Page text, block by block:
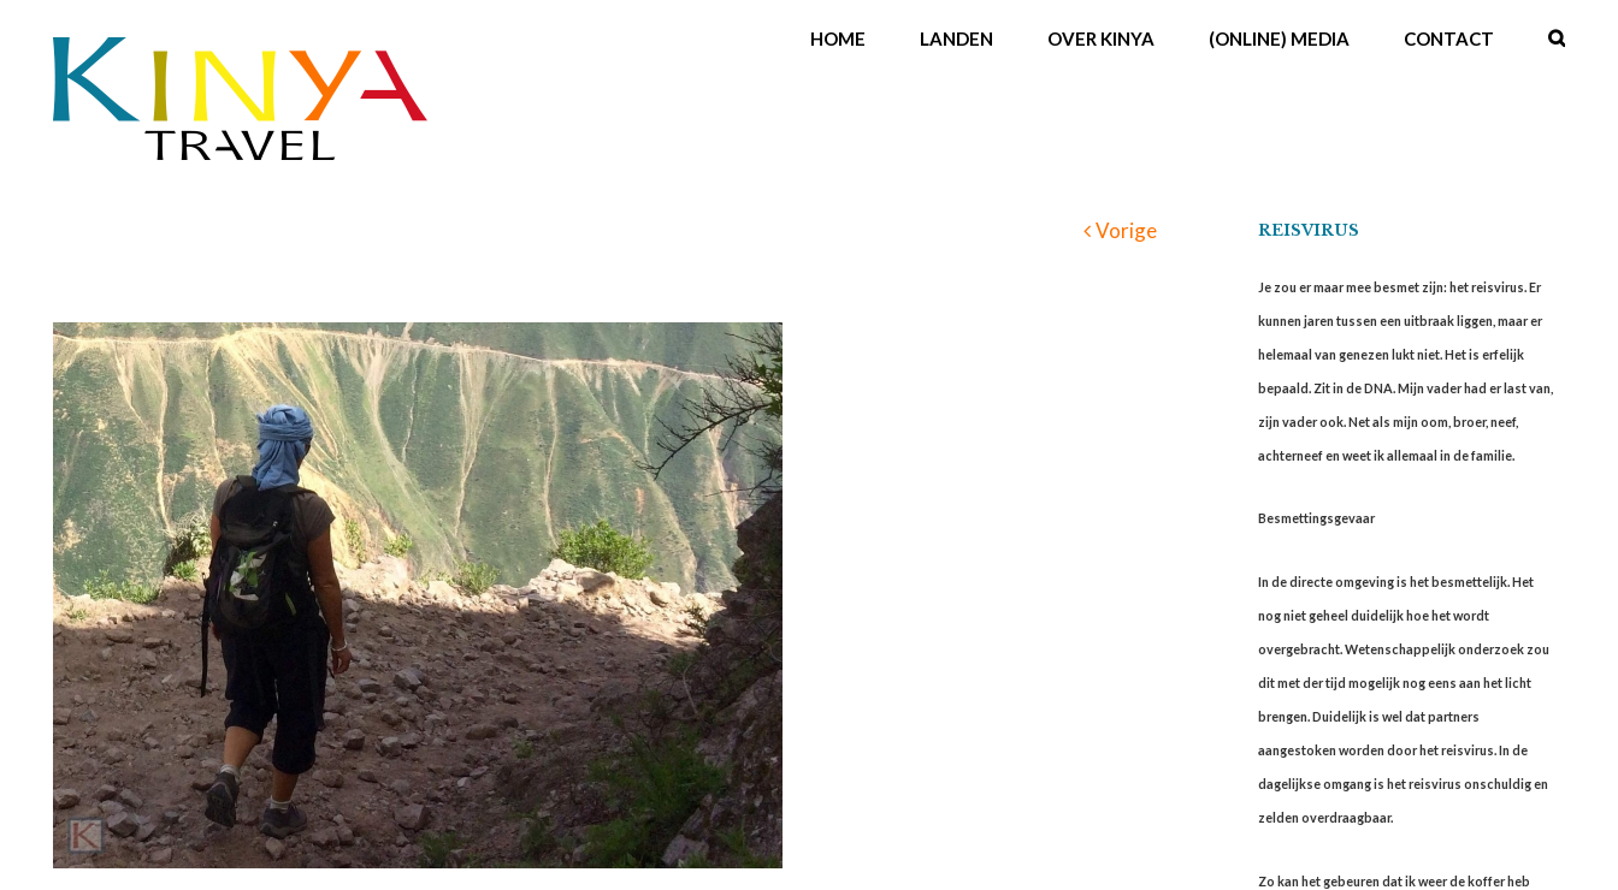
HOME LANDEN OVER KINYA (ONLINE) MEDIA CONTACT
Vorige REISVIRUS
Je zou er maar mee besmet zijn: het reisvirus. Er
kunnen jaren tussen een uitbraak liggen, maar er
helemaal van genezen lukt niet. Het is erfelijk
bepaald. Zit in de DNA. Mijn vader had er last van,
zijn vader ook. Net als mijn oom, broer, neef,
achterneef en weet ik allemaal in de familie.
Besmettingsgevaar
In de directe omgeving is het besmettelijk. Het
nog niet geheel duidelijk hoe het wordt
overgebracht. Wetenschappelijk onderzoek zou
dit met der tijd mogelijk nog eens aan het licht
brengen. Duidelijk is wel dat partners
aangestoken worden door het reisvirus. In de
dagelijkse omgang is het reisvirus onschuldig en
zelden overdraagbaar.
Zo kan het gebeuren dat ik weer de koffer heb